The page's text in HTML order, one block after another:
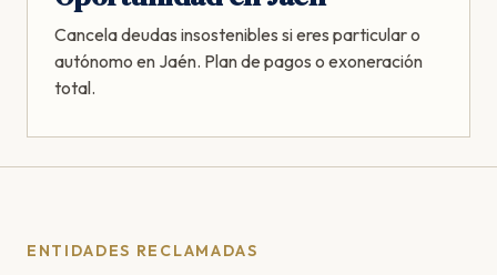
Cancela deudas insostenibles si eres particular o
autónomo en Jaén. Plan de pagos o exoneración
total.
ENTIDADES RECLAMADAS